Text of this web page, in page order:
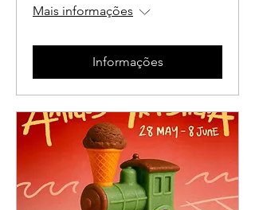
Mais informações
Informações